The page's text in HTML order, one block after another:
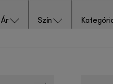
Ár Szín